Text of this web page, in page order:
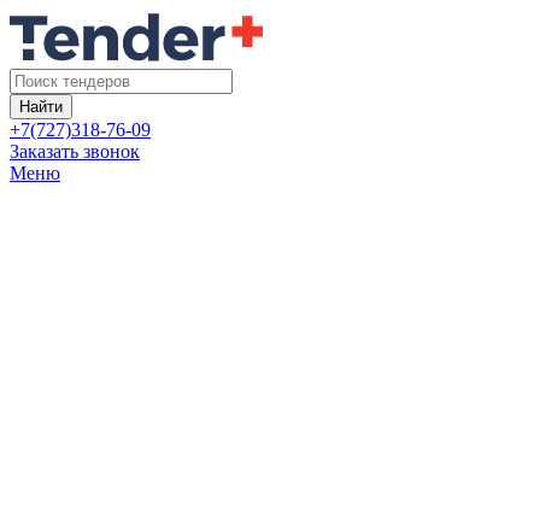
Найти
+7(727)318-76-09
Заказать звонок
Меню